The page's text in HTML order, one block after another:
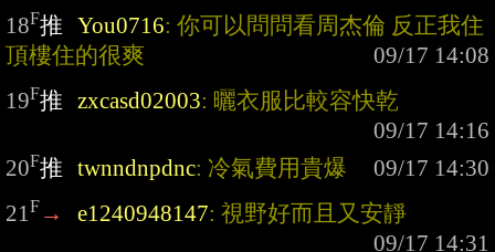
18F推 You0716: 你可以問問看周杰倫 反正我住
頂樓住的很爽
19F推 zxcasd02003: 曬衣服比較容快乾
20F推 twnndnpdnc: 冷氣費用貴爆
21F → e1240948147: 視野好而且又安靜